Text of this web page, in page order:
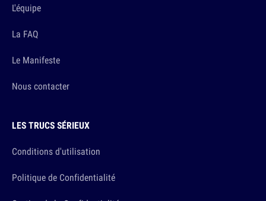
L'équipe
La FAQ
Le Manifeste
Nous contacter
LES TRUCS SÉRIEUX
Conditions d'utilisation
Politique de Confidentialité